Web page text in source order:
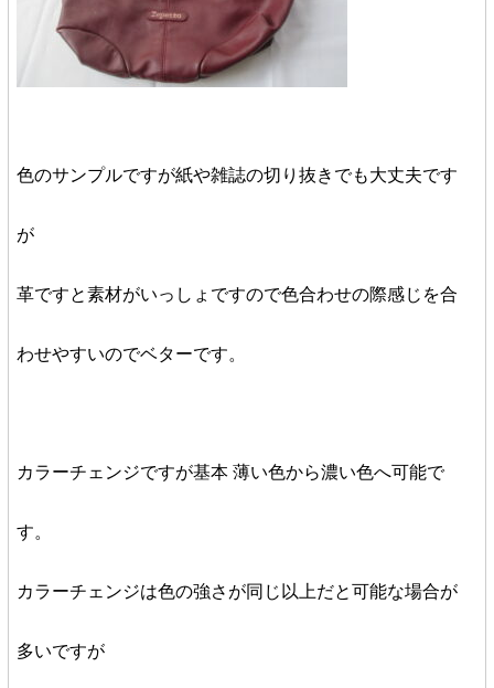
色のサンプルですが紙や雑誌の切り抜きでも大丈夫です
が
革ですと素材がいっしょですので色合わせの際感じを合
わせやすいのでベターです。
カラーチェンジですが基本 薄い色から濃い色へ可能で
す。
カラーチェンジは色の強さが同じ以上だと可能な場合が
多いですが